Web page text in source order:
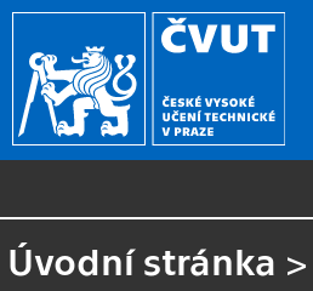
Úvodní stránka >